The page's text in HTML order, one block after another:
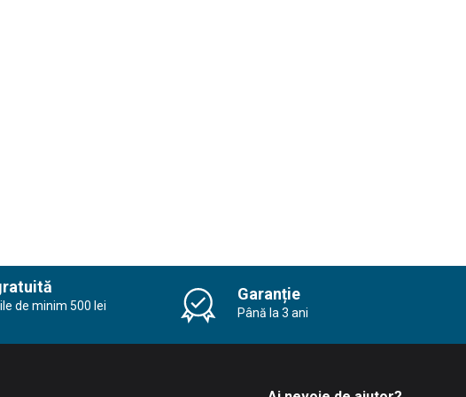
de minim 500 lei
Garanție
Până la 3 ani